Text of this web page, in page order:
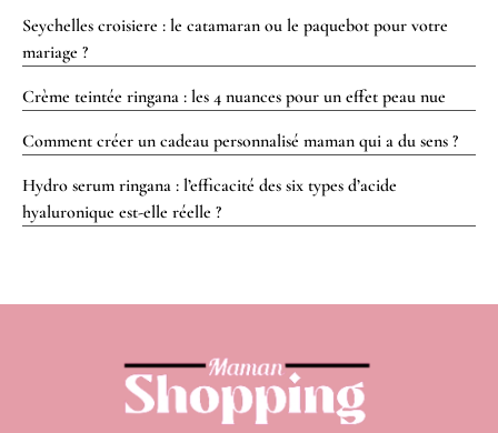
Seychelles croisiere : le catamaran ou le paquebot pour votre
mariage ?
Crème teintée ringana : les 4 nuances pour un effet peau nue
Comment créer un cadeau personnalisé maman qui a du sens ?
Hydro serum ringana : l’efficacité des six types d’acide
hyaluronique est-elle réelle ?